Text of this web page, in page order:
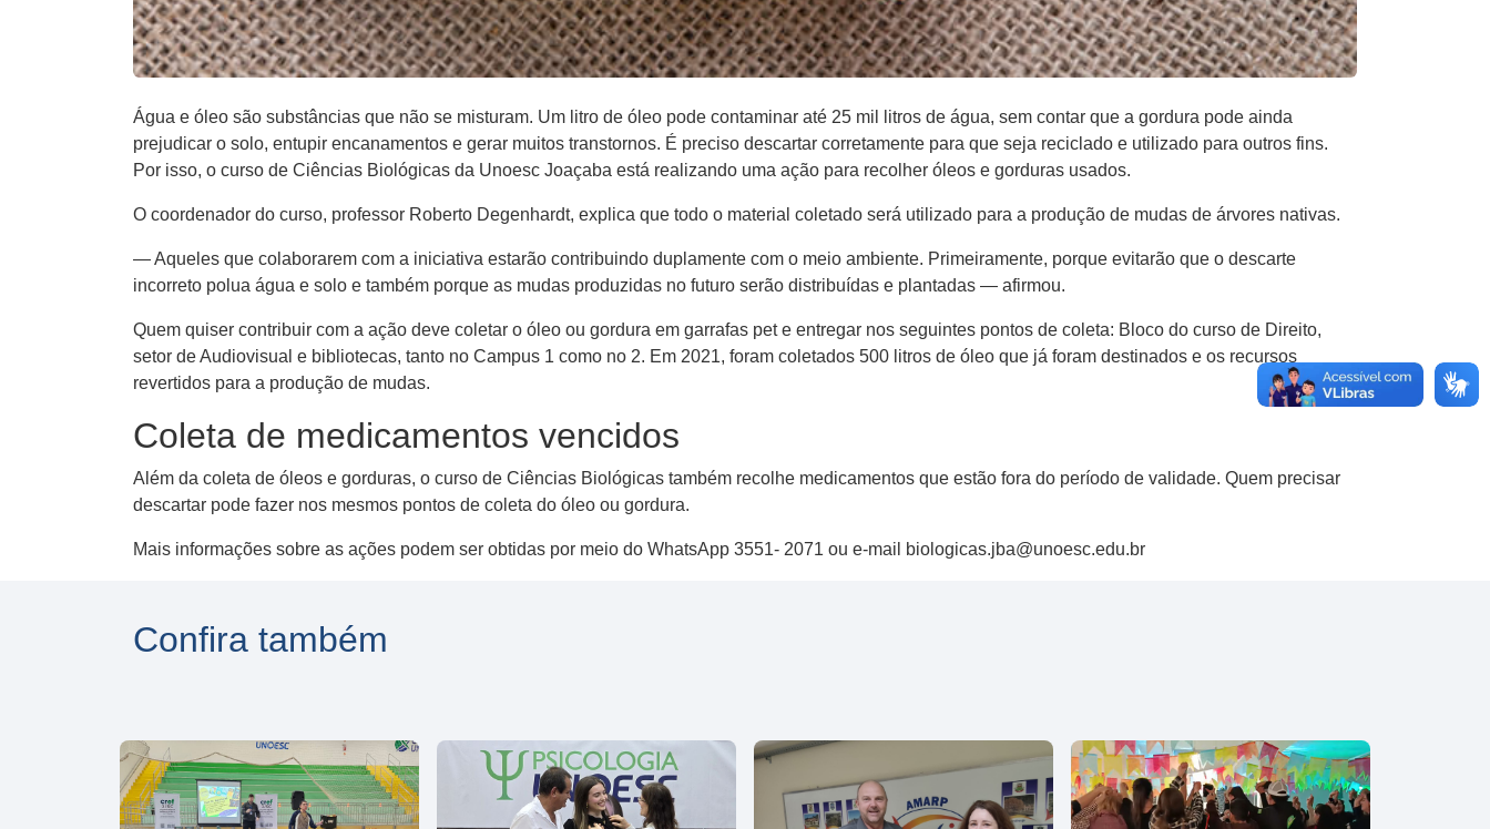
Água e óleo são substâncias que não se misturam. Um litro de óleo pode contaminar até 25 mil litros de água, sem contar que a gordura pode ainda
prejudicar o solo, entupir encanamentos e gerar muitos transtornos. É preciso descartar corretamente para que seja reciclado e utilizado para outros fins.
Por isso, o curso de Ciências Biológicas da Unoesc Joaçaba está realizando uma ação para recolher óleos e gorduras usados.
O coordenador do curso, professor Roberto Degenhardt, explica que todo o material coletado será utilizado para a produção de mudas de árvores nativas.
— Aqueles que colaborarem com a iniciativa estarão contribuindo duplamente com o meio ambiente. Primeiramente, porque evitarão que o descarte
incorreto polua água e solo e também porque as mudas produzidas no futuro serão distribuídas e plantadas — afirmou.
Quem quiser contribuir com a ação deve coletar o óleo ou gordura em garrafas pet e entregar nos seguintes pontos de coleta: Bloco do curso de Direito,
setor de Audiovisual e bibliotecas, tanto no Campus 1 como no 2. Em 2021, foram coletados 500 litros de óleo que já foram destinados e os recursos
revertidos para a produção de mudas.
Coleta de medicamentos vencidos
Além da coleta de óleos e gorduras, o curso de Ciências Biológicas também recolhe medicamentos que estão fora do período de validade. Quem precisar
descartar pode fazer nos mesmos pontos de coleta do óleo ou gordura.
Mais informações sobre as ações podem ser obtidas por meio do WhatsApp 3551- 2071 ou e-mail biologicas.jba@unoesc.edu.br
Confira também